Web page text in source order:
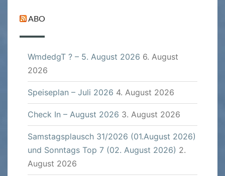
ABO
WmdedgT ? – 5. August 2026 6. August
2026
Speiseplan – Juli 2026 4. August 2026
Check In – August 2026 3. August 2026
Samstagsplausch 31/2026 (01.August 2026)
und Sonntags Top 7 (02. August 2026) 2.
August 2026